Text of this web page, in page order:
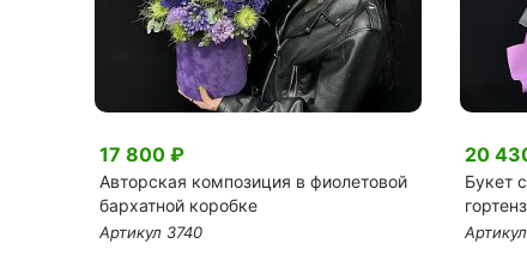
17 800 ₽
Авторская композиция в фиолетовой
бархатной коробке
Артикул 3740
20
Букет